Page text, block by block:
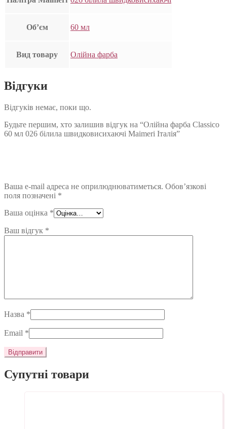
Об’єм 60 мл
Вид товару Олійна фарба
Відгуки
Відгуків немає, поки що.
Будьте першим, хто залишив відгук на “Олійна фарба Classico
60 мл 026 білила швидковисихаючі Maimeri Італія”
Ваша e-mail адреса не оприлюднюватиметься. Обов’язкові
поля позначені *
Ваша оцінка *
Ваш відгук *
Назва *
Email *
Супутні товари